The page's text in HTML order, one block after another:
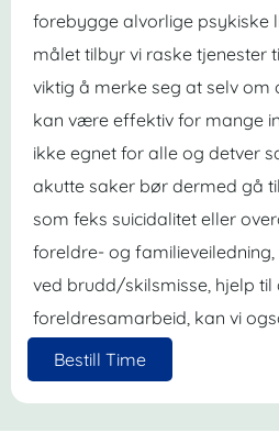
forebygge alvorlige psykiske
målet tilbyr vi raske tjenester
viktig å merke seg at selv om
kan være effektiv for mange
ikke egnet for alle og detver
akutte saker bør dermed gå
som feks suicidalitet eller
foreldre- og
ved brudd/skilsmisse, hjelp til
foreldresamarbeid, kan vi
Bestill Time